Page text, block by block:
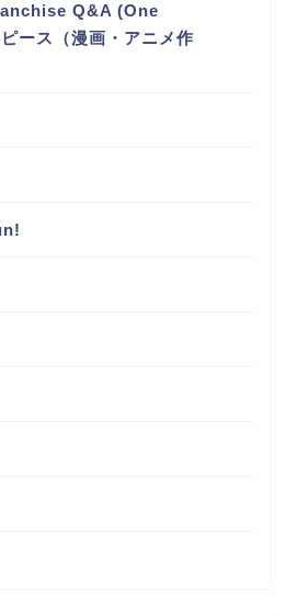
Q&A (One
ース（漫画・アニメ作